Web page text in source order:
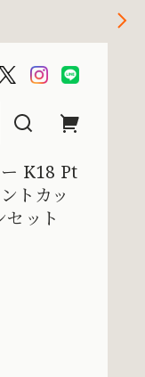
K18 Pt
トカッ
セット